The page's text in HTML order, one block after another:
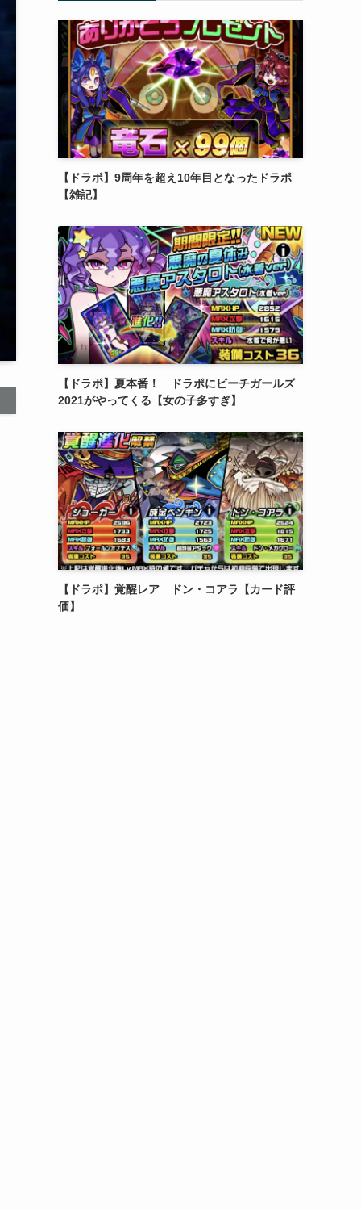
【ドラポ】9周年を超え10年目となったドラポ
【雑記】
【ドラポ】夏本番！ ドラポにビーチガールズ
2021がやってくる【女の子多すぎ】
【ドラポ】覚醒レア ドン・コアラ【カード評
価】